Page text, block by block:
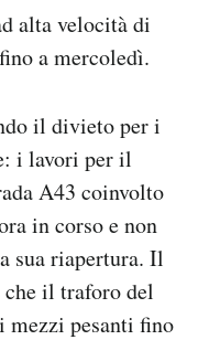
alta velocità di
a mercoledì.
il divieto per i
i lavori per il
A43 coinvolto
in corso e non
sua riapertura. Il
il traforo del
mezzi pesanti fino